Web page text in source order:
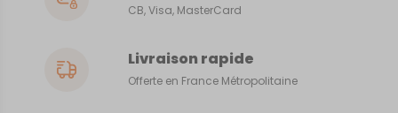
CB, Visa, MasterCard
Livraison rapide
Offerte en France Métropolitaine